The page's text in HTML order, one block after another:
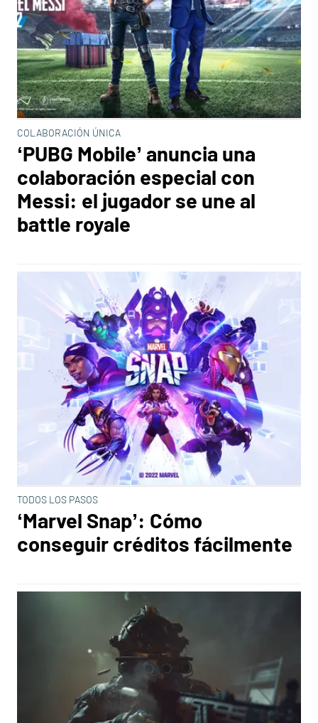
COLABORACIÓN ÚNICA
‘PUBG Mobile’ anuncia una
colaboración especial con
Messi: el jugador se une al
battle royale
TODOS LOS PASOS
‘Marvel Snap’: Cómo
conseguir créditos fácilmente